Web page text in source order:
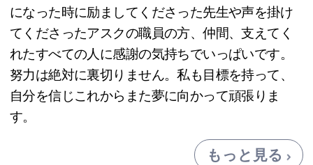
になった時に励ましてくださった先生や声を掛け
てくださったアスクの職員の方、仲間、支えてく
れたすべての人に感謝の気持ちでいっぱいです。
努力は絶対に裏切りません。私も目標を持って、
自分を信じこれからまた夢に向かって頑張りま
す。
もっと見る